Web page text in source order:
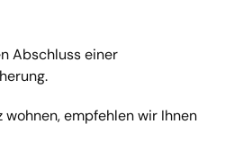
Abschluss einer
wohnen, empfehlen wir Ihnen